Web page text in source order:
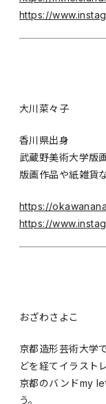
https://
大川菜々子
香川県出身
武蔵野美術大学版
版画作品や紙雑貨
https://
https://
おざわさよこ
京都造形芸術大学
どを経てイラスト
京都のバンドmy
う。